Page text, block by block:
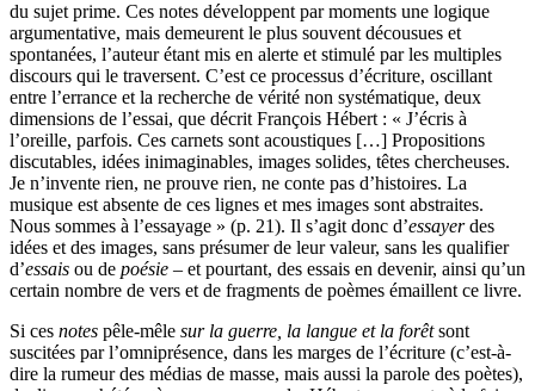
du sujet prime. Ces notes développent par moments une logique
argumentative, mais demeurent le plus souvent décousues et
spontanées, l’auteur étant mis en alerte et stimulé par les multiples
discours qui le traversent. C’est ce processus d’écriture, oscillant
entre l’errance et la recherche de vérité non systématique, deux
dimensions de l’essai, que décrit François Hébert : « J’écris à
l’oreille, parfois. Ces carnets sont acoustiques […] Propositions
discutables, idées inimaginables, images solides, têtes chercheuses.
Je n’invente rien, ne prouve rien, ne conte pas d’histoires. La
musique est absente de ces lignes et mes images sont abstraites.
Nous sommes à l’essayage » (p. 21). Il s’agit donc d’essayerdes
idées et des images, sans présumer de leur valeur, sans les qualifier
d’essais ou de poésie – et pourtant, des essais en devenir, ainsi qu’un
certain nombre de vers et de fragments de poèmes émaillent ce livre.
Si ces notes pêle-mêle sur la guerre, la langue et la forêtsont
suscitées par l’omniprésence, dans les marges de l’écriture (c’est-à-
dire la rumeur des médias de masse, mais aussi la parole des poètes),